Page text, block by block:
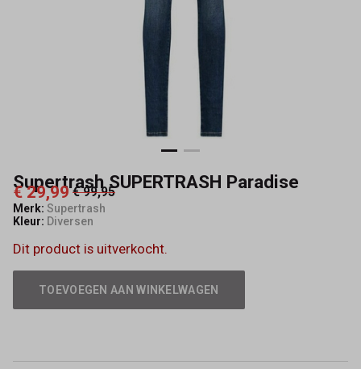
Supertrash SUPERTRASH Paradise
€ 29,99 € 99,95
Merk: Supertrash
Kleur: Diversen
Dit product is uitverkocht.
TOEVOEGEN AAN WINKELWAGEN